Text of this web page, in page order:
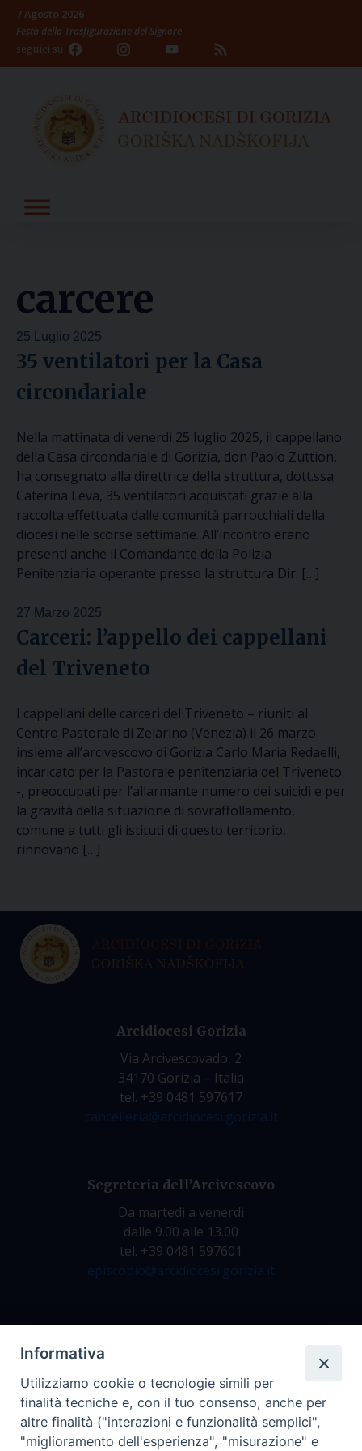
Skip
content
7 Agosto 2026
Festa della Trasfigurazione del Signore
seguici su Facebook InstagramYouTube
Channel
carcere
25 Luglio 2025
35 ventilatori per la Casa
circondariale
Nella mattinata di venerdì 25 luglio 2025, il cappellano
della Casa circondariale di Gorizia, don Paolo Zuttion,
ha consegnato alla direttrice della struttura, dott.ssa
Caterina Leva, 35 ventilatori acquistati grazie alla
raccolta effettuata dalle comunità parrocchiali della
diocesi nelle scorse settimane. All’incontro erano
presenti anche il Comandante della Polizia
Penitenziaria operante presso la struttura Dir. […]
27 Marzo 2025
Carceri: l’appello dei cappellani
del Triveneto
I cappellani delle carceri del Triveneto – riuniti al
Centro Pastorale di Zelarino (Venezia) il 26 marzo
insieme all’arcivescovo di Gorizia Carlo Maria Redaelli,
incaricato per la Pastorale penitenziaria del Triveneto
-, preoccupati per l’allarmante numero dei suicidi e per
la gravità della situazione di sovraffollamento,
comune a tutti gli istituti di questo territorio,
rinnovano […]
Arcidiocesi Gorizia
Via Arcivescovado, 2
34170 Gorizia – Italia
tel. +39 0481 597617
cancelleria@arcidiocesi.gorizia.it
Segreteria dell’Arcivescovo
Da martedì a venerdì
dalle 9.00 alle 13.00
tel. +39 0481 597601
episcopio@arcidiocesi.gorizia.it
dalle 9.00 alle 12.30
tel. +39 0481 597628
archivio@arcidiocesi.gorizia.it
Informativa
Utilizziamo cookie o tecnologie simili per
finalità tecniche e, con il tuo consenso, anche per
altre finalità ("interazioni e funzionalità semplici",
"miglioramento dell'esperienza", "misurazione" e